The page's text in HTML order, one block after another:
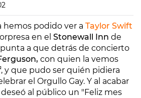
hemos podido ver a Taylor Swift
en el Stonewall Inn de
a que detrás de concierto
con quien la vemos
', y que pudo ser quién pidiera
el Orgullo Gay. Y al acabar
deseó al público un "Feliz mes